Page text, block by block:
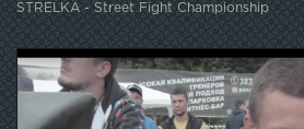
STRELKA - Street Fight Championship